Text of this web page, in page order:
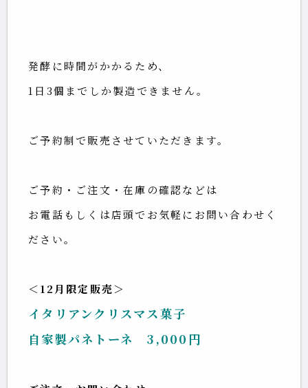
発酵に時間がかかるため、
1日3個までしか製造できません。
ご予約制で販売させていただきます。
ご予約・ご注文・在庫の確認などは
お電話もしくは店頭でお気軽にお問い合わせく
ださい。
＜12月限定販売＞
イタリアンクリスマス菓子
自家製パネトーネ 3,000円